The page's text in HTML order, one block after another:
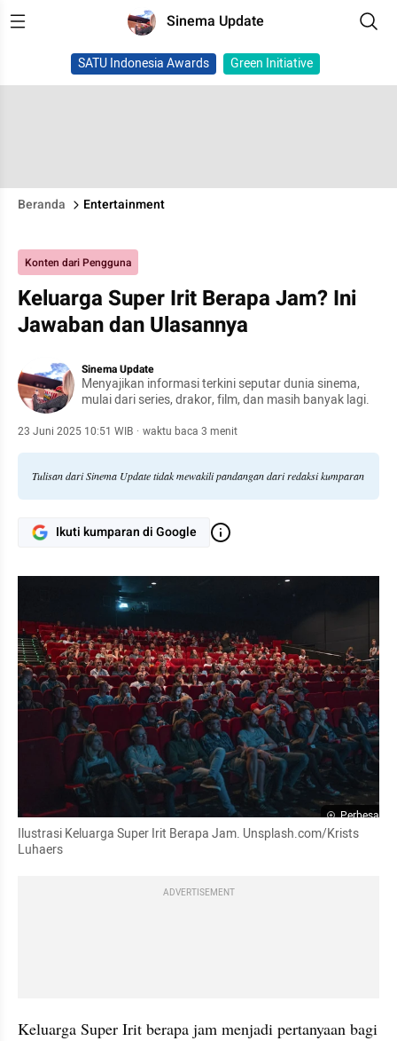
Sinema Update
SATU Indonesia Awards Green Initiative
Beranda Entertainment
Konten dari Pengguna
Keluarga Super Irit Berapa Jam? Ini
Jawaban dan Ulasannya
Sinema Update
Menyajikan informasi terkini seputar dunia sinema,
mulai dari series, drakor, film, dan masih banyak lagi.
23 Juni 2025 10:51 WIB · waktu baca 3 menit
Tulisan dari Sinema Update tidak mewakili pandangan dari redaksi kumparan
Ikuti kumparan di Google
Perbesar
Ilustrasi Keluarga Super Irit Berapa Jam. Unsplash.com/Krists
Luhaers
ADVERTISEMENT
Keluarga Super Irit berapa jam menjadi pertanyaan bagi